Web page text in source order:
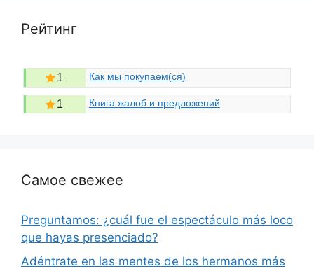
Рейтинг
1 Как мы покупаем(ся)
1 Книга жалоб и предложений
Самое свежее
Preguntamos: ¿cuál fue el espectáculo más loco
que hayas presenciado?
Adéntrate en las mentes de los hermanos más